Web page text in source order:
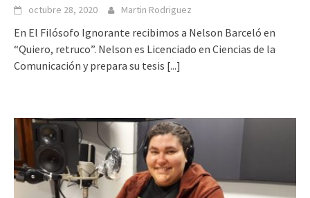
octubre 28, 2020 Martin Rodriguez
En El Filósofo Ignorante recibimos a Nelson Barceló en
“Quiero, retruco”. Nelson es Licenciado en Ciencias de la
Comunicación y prepara su tesis [...]